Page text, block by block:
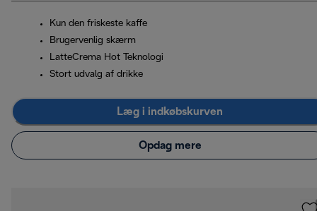
Kun den friskeste kaffe
Brugervenlig skærm
LatteCrema Hot Teknologi
Stort udvalg af drikke
Læg i indkøbskurven
Opdag mere